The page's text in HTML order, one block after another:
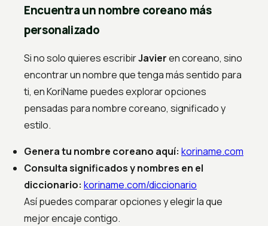
Encuentra un nombre coreano más
personalizado
Si no solo quieres escribirJavieren coreano, sino
encontrar un nombre que tenga más sentido para
ti, en KoriName puedes explorar opciones
pensadas para nombre coreano, significado y
estilo.
Genera tu nombre coreano aquí: koriname.com
Consulta significados y nombres en el
diccionario: koriname.com/diccionario
Así puedes comparar opciones y elegir la que
mejor encaje contigo.